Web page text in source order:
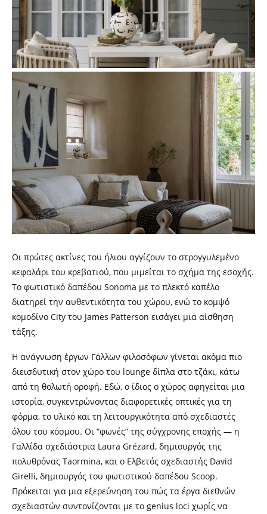
Οι πρώτες ακτίνες του ήλιου αγγίζουν το στρογγυλεμένο
κεφαλάρι του κρεβατιού, που μιμείται το σχήμα της εσοχής.
Το φωτιστικό δαπέδου Sonoma με το πλεκτό καπέλο
διατηρεί την αυθεντικότητα του χώρου, ενώ το κομψό
κομοδίνο City του James Patterson εισάγει μια αίσθηση
τάξης.
Η ανάγνωση έργων Γάλλων φιλοσόφων γίνεται ακόμα πιο
διεισδυτική στον χώρο του lounge δίπλα στο τζάκι, κάτω
από τη θολωτή οροφή. Εδώ, ο ίδιος ο χώρος αφηγείται μια
ιστορία, συγκεντρώνοντας διαφορετικές οπτικές για τη
φόρμα, το υλικό και τη λειτουργικότητα από σχεδιαστές
όλου του κόσμου. Οι “φωνές” της σύγχρονης εποχής — η
Γαλλίδα σχεδιάστρια Laura Grézard, δημιουργός της
πολυθρόνας Taormina, και ο Ελβετός σχεδιαστής David
Girelli, δημιουργός του φωτιστικού δαπέδου Scoop.
Πρόκειται για μια εξερεύνηση του πώς τα έργα διεθνών
σχεδιαστών συντονίζονται με το genius loci χωρίς να